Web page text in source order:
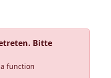
Bitte
function